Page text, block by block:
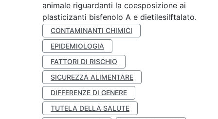
animale riguardanti la coesposizione ai
plasticizanti bisfenolo A e dietilesilftalato.
CONTAMINANTI CHIMICI
EPIDEMIOLOGIA
FATTORI DI RISCHIO
SICUREZZA ALIMENTARE
DIFFERENZE DI GENERE
TUTELA DELLA SALUTE